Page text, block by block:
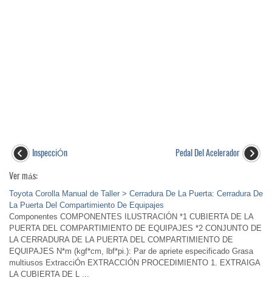
InspecciÓn
Pedal Del Acelerador
Ver más:
Toyota Corolla Manual de Taller > Cerradura De La Puerta: Cerradura De
La Puerta Del Compartimiento De Equipajes
Componentes COMPONENTES ILUSTRACIÓN *1 CUBIERTA DE LA
PUERTA DEL COMPARTIMIENTO DE EQUIPAJES *2 CONJUNTO DE
LA CERRADURA DE LA PUERTA DEL COMPARTIMIENTO DE
EQUIPAJES N*m (kgf*cm, lbf*pi.): Par de apriete especificado Grasa
multiusos ExtracciÓn EXTRACCIÓN PROCEDIMIENTO 1. EXTRAIGA
LA CUBIERTA DE L ...